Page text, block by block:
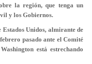
la región, que tenga un
y los Gobiernos.
Unidos, almirante de
pasado ante el Comité
está estrechando